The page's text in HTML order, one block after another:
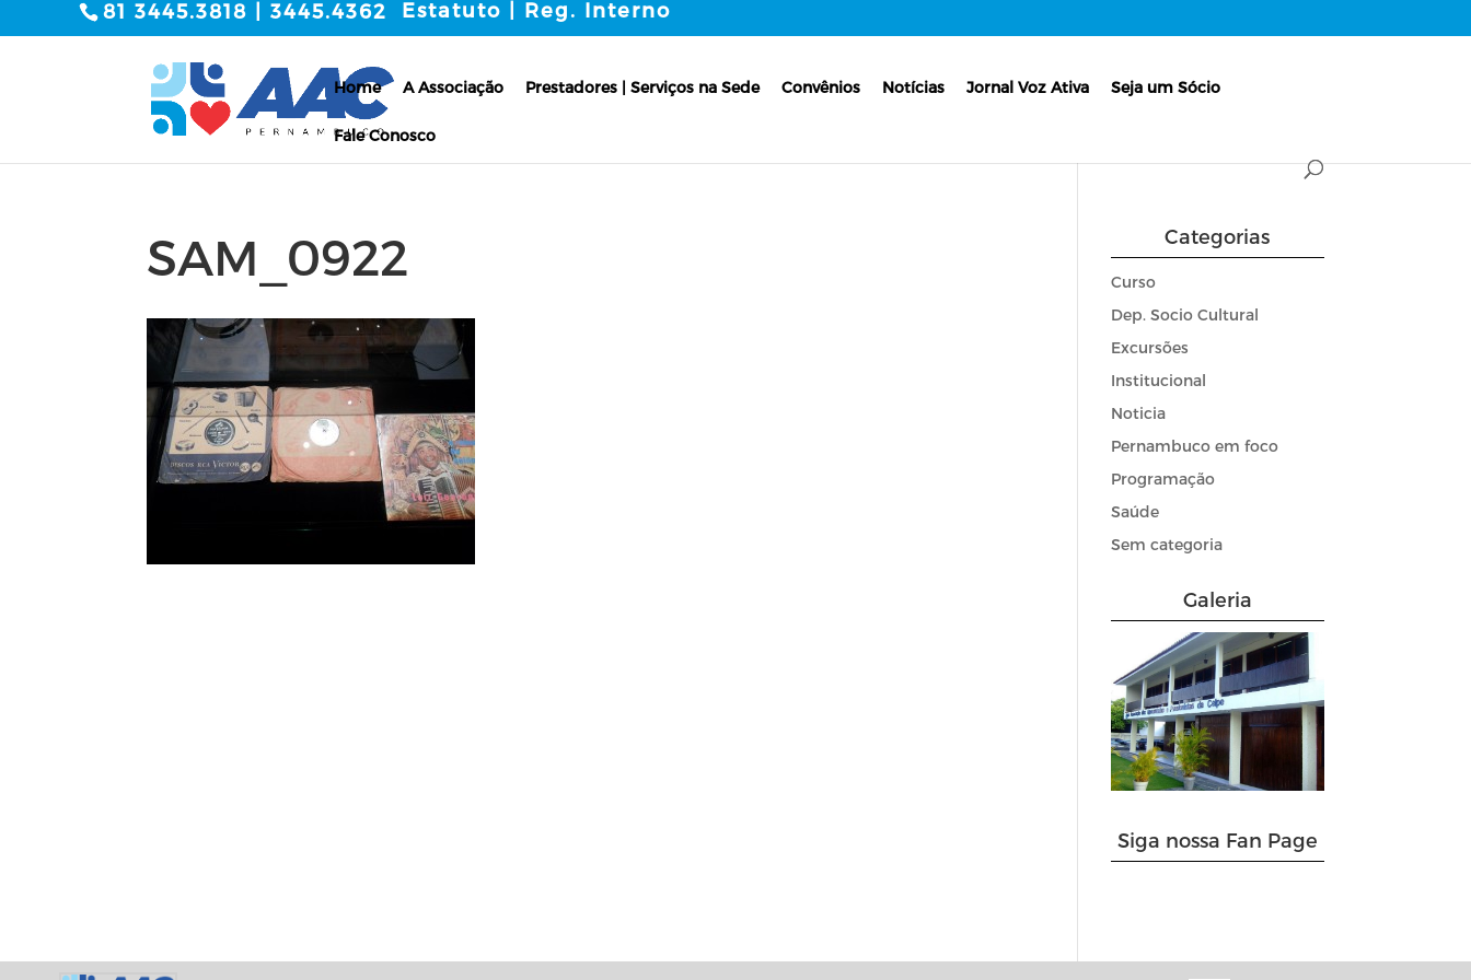
81 3445.3818 | 3445.4362 Estatuto | Reg. Interno
Home A Associação Prestadores | Serviços na Sede Convênios Notícias Jornal Voz Ativa Seja um Sócio
Fale Conosco
SAM_0922 Categorias
Curso
Dep. Socio Cultural
Excursões
Institucional
Noticia
Pernambuco em foco
Programação
Saúde
Sem categoria
Galeria
Siga nossa Fan Page